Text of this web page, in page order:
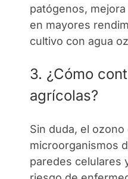
patógenos,
en mayores
cultivo con agua
3. ¿Cómo
agrícolas?
Sin duda, el
microorganismos
paredes celulares